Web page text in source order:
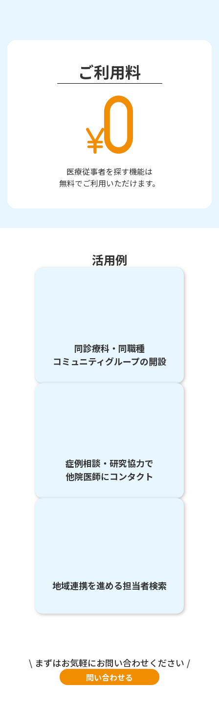
ご利用料
医療従事者を探す機能は
無料でご利用いただけます。
活用例
同診療科・同職種
コミュニティグループの開設
症例相談・研究協力で
他院医師にコンタクト
地域連携を進める担当者検索
\ まずはお気軽にお問い合わせください /
問い合わせる